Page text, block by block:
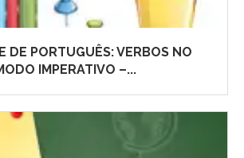
DE PORTUGUÊS: VERBOS NO
IMPERATIVO –...